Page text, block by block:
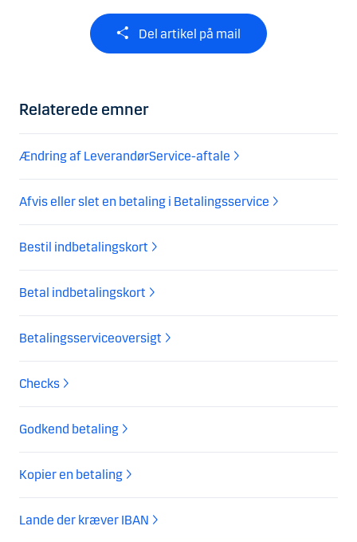
Del artikel på mail
Relaterede emner
Ændring af LeverandørService-aftale
Afvis eller slet en betaling i Betalingsservice
Bestil indbetalingskort
Betal indbetalingskort
Betalingsserviceoversigt
Checks
Godkend betaling
Kopier en betaling
Lande der kræver IBAN